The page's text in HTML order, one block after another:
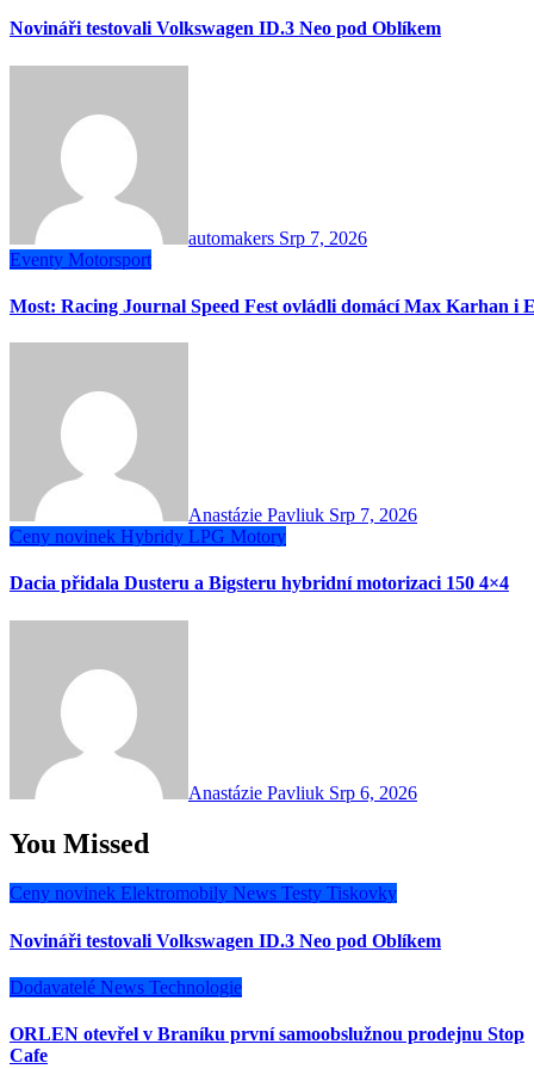
Novináři testovali Volkswagen ID.3 Neo pod Oblíkem
automakers Srp 7, 2026
Eventy Motorsport
Most: Racing Journal Speed Fest ovládli domácí Max Karhan i
Anastázie Pavliuk Srp 7, 2026
Ceny novinek Hybridy LPG Motory
Dacia přidala Dusteru a Bigsteru hybridní motorizaci 150 4×4
Anastázie Pavliuk Srp 6, 2026
You Missed
Ceny novinek Elektromobily News Testy Tiskovky
Novináři testovali Volkswagen ID.3 Neo pod Oblíkem
Dodavatelé News Technologie
ORLEN otevřel v Braníku první samoobslužnou prodejnu Stop
Cafe